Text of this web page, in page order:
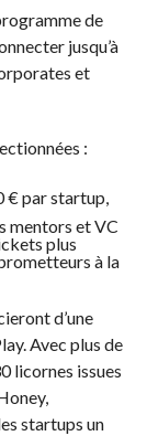
de
jusqu’à
et
:
€ par startup,
mentors et VC
plus
à la
d’une
Avec plus de
licornes issues
startups un